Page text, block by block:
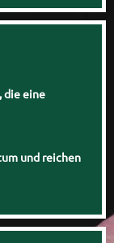
die eine
und reichen